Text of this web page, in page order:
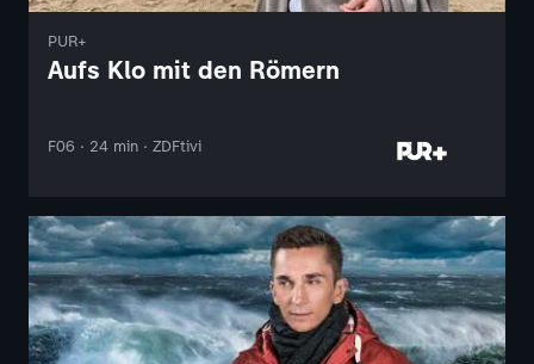
PUR+
Aufs Klo mit den Römern
F06 · 24 min · ZDFtivi